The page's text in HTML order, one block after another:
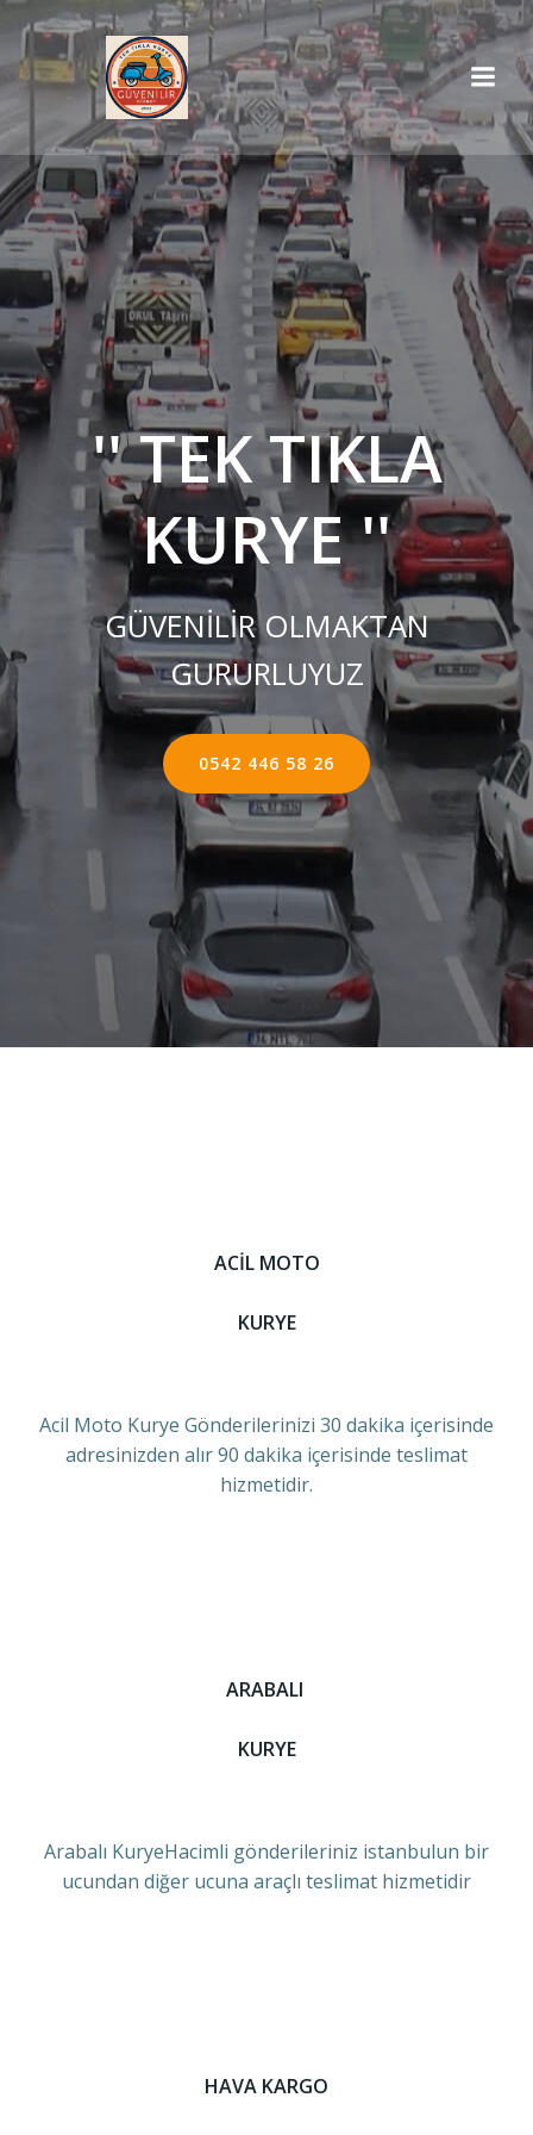
İçeriğe
geç
'' TEK TIKLA
KURYE ''
GÜVENİLİR OLMAKTAN
GURURLUYUZ
0542 446 58 26
ACİL MOTO
KURYE
Acil Moto Kurye Gönderilerinizi 30 dakika içerisinde
adresinizden alır 90 dakika içerisinde teslimat
hizmetidir.
ARABALI
KURYE
Arabalı KuryeHacimli gönderileriniz istanbulun bir
ucundan diğer ucuna araçlı teslimat hizmetidir
HAVA KARGO